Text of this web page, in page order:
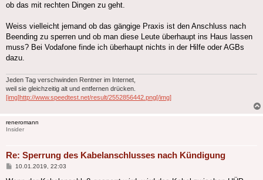
ob das mit rechten Dingen zu geht.
Weiss vielleicht jemand ob das gängige Praxis ist den Anschluss nach
Beending zu sperren und ob man diese Leute überhaupt ins Haus lassen
muss? Bei Vodafone finde ich überhaupt nichts in der Hilfe oder AGBs
dazu.
Jeden Tag verschwinden Rentner im Internet,
weil sie gleichzeitig alt und entfernen drücken.
[img]http://www.speedtest.net/result/2552856442.png[/img]
reneromann
Insider
Re: Sperrung des Kabelanschlusses nach Kündigung
Beitrag
10.01.2019, 22:03